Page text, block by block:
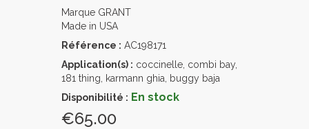
Marque GRANT
Made in USA
Référence : AC198171
Application(s) : coccinelle, combi bay,
181 thing, karmann ghia, buggy baja
Disponibilité : En stock
€65.00